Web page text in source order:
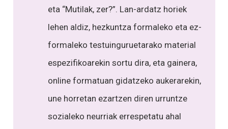
eta “Mutilak, zer?”. Lan-ardatz horiek
lehen aldiz, hezkuntza formaleko eta ez-
formaleko testuinguruetarako material
espezifikoarekin sortu dira, eta gainera,
online formatuan gidatzeko aukerarekin,
une horretan ezartzen diren urruntze
sozialeko neurriak errespetatu ahal